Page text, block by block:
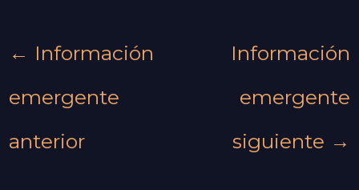
← Información
emergente
anterior
Información
emergente
siguiente →